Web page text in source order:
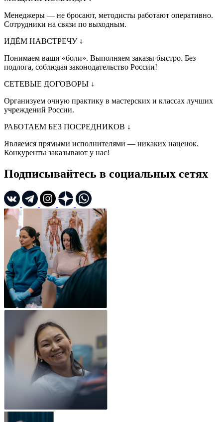
Менеджеры — не бросают, методисты работают оперативно.
Сотрудники на связи по выходным.
ИДЁМ НАВСТРЕЧУ ↓
Понимаем ваши «боли». Выполняем заказы быстро. Без
подлога, соблюдая законодательство России!
СЕТЕВЫЕ ДОГОВОРЫ ↓
Организуем очную практику в мастерских и классах лучших
учреждений России.
РАБОТАЕМ БЕЗ ПОСРЕДНИКОВ ↓
Являемся прямыми исполнителями — никаких наценок.
Конкуренты заказывают у нас!
Подписывайтесь в социальных сетях